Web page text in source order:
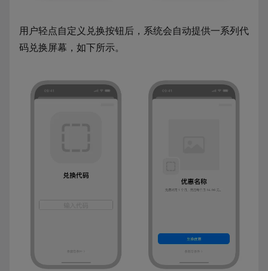
用户轻点自定义兑换按钮后，系统会自动提供一系列代
码兑换屏幕，如下所示。